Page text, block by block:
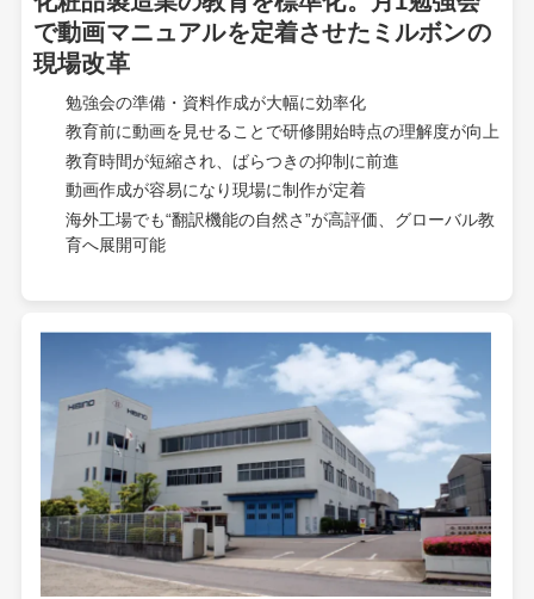
で動画マニュアルを定着させたミルボンの
現場改革
勉強会の準備・資料作成が大幅に効率化
教育前に動画を見せることで研修開始時点の理解度が向上
教育時間が短縮され、ばらつきの抑制に前進
動画作成が容易になり現場に制作が定着
海外工場でも“翻訳機能の自然さ”が高評価、グローバル教
育へ展開可能